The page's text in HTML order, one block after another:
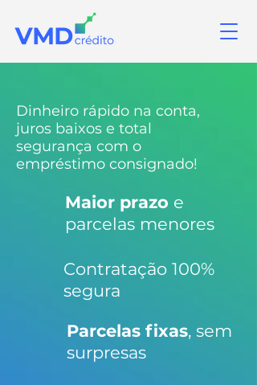
Dinheiro rápido na conta,
juros baixos e total
segurança com o
empréstimo consignado!
Maior prazo e
parcelas menores
Contratação 100%
segura
Parcelas fixas, sem
surpresas